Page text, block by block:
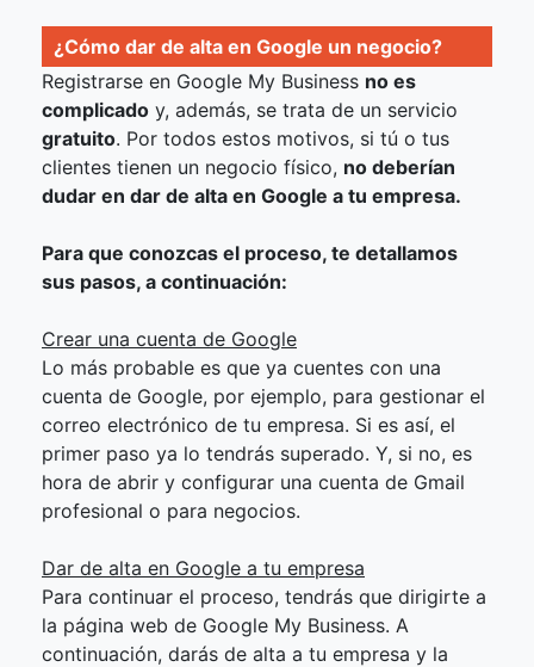
¿Cómo dar de alta en Google un negocio?
Registrarse en Google My Business no es
complicado y, además, se trata de un servicio
gratuito. Por todos estos motivos, si tú o tus
clientes tienen un negocio físico, no deberían
dudar en dar de alta en Google a tu empresa.
Para que conozcas el proceso, te detallamos
sus pasos, a continuación:
Crear una cuenta de Google
Lo más probable es que ya cuentes con una
cuenta de Google, por ejemplo, para gestionar el
correo electrónico de tu empresa. Si es así, el
primer paso ya lo tendrás superado. Y, si no, es
hora de abrir y configurar una cuenta de Gmail
profesional o para negocios.
Dar de alta en Google a tu empresa
Para continuar el proceso, tendrás que dirigirte a
la página web de Google My Business. A
continuación, darás de alta a tu empresa y la